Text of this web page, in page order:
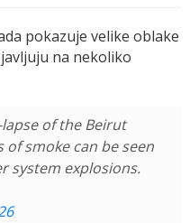
pokazuje velike oblake
na nekoliko
of the Beirut
of smoke can be seen
system explosions.